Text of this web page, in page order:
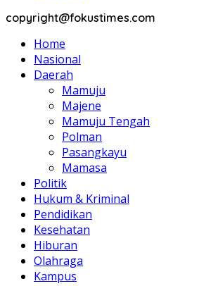
copyright@fokustimes.com
Home
Nasional
Daerah
Mamuju
Majene
Mamuju Tengah
Polman
Pasangkayu
Mamasa
Politik
Hukum & Kriminal
Pendidikan
Kesehatan
Hiburan
Olahraga
Kampus